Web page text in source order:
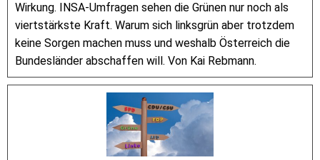
Wirkung. INSA-Umfragen sehen die Grünen nur noch als
viertstärkste Kraft. Warum sich linksgrün aber trotzdem
keine Sorgen machen muss und weshalb Österreich die
Bundesländer abschaffen will. Von Kai Rebmann.